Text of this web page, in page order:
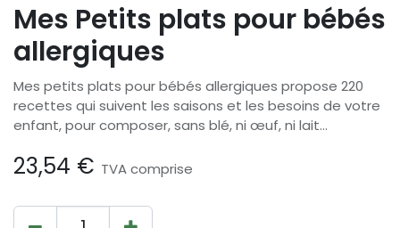
Mes Petits plats pour bébés
allergiques
Mes petits plats pour bébés allergiques propose 220
recettes qui suivent les saisons et les besoins de votre
enfant, pour composer, sans blé, ni œuf, ni lait...
23,54 € TVA comprise